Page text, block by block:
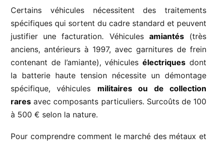
Certains véhicules nécessitent des traitements
spécifiques qui sortent du cadre standard et peuvent
justifier une facturation. Véhicules amiantés(très
anciens, antérieurs à 1997, avec garnitures de frein
contenant de l’amiante), véhiculesélectriques dont
la batterie haute tension nécessite un démontage
spécifique, véhicules militaires ou de collection
rares avec composants particuliers. Surcoûts de 100
à 500 € selon la nature.
Pour comprendre comment le marché des métaux et